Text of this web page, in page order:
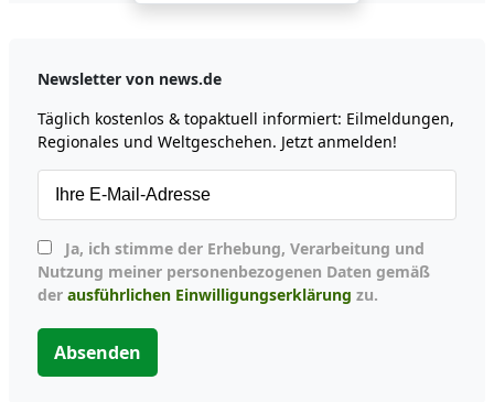
Newsletter von news.de
Täglich kostenlos & topaktuell informiert: Eilmeldungen,
Regionales und Weltgeschehen. Jetzt anmelden!
Nutzung meiner personenbezogenen Daten gemäß
der ausführlichen Einwilligungserklärung zu.
Absenden